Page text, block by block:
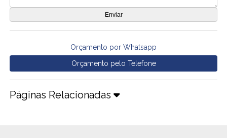
Orçamento por Whatsapp
Orçamento pelo Telefone
Páginas Relacionadas